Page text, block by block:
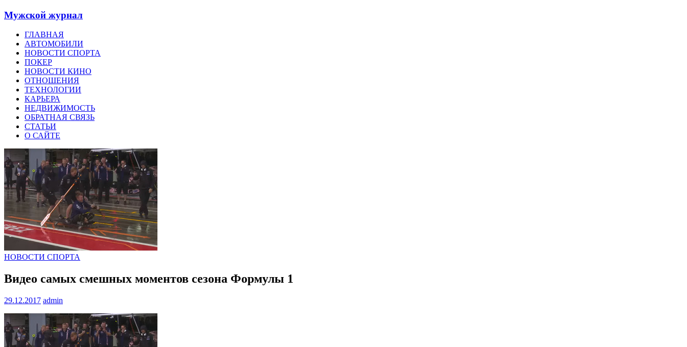
Мужской журнал
ГЛАВНАЯ
АВТОМОБИЛИ
НОВОСТИ СПОРТА
ПОКЕР
НОВОСТИ КИНО
ОТНОШЕНИЯ
ТЕХНОЛОГИИ
КАРЬЕРА
НЕДВИЖИМОСТЬ
ОБРАТНАЯ СВЯЗЬ
СТАТЬИ
О САЙТЕ
НОВОСТИ СПОРТА
Видео самых смешных моментов сезона Формулы 1
29.12.2017 admin